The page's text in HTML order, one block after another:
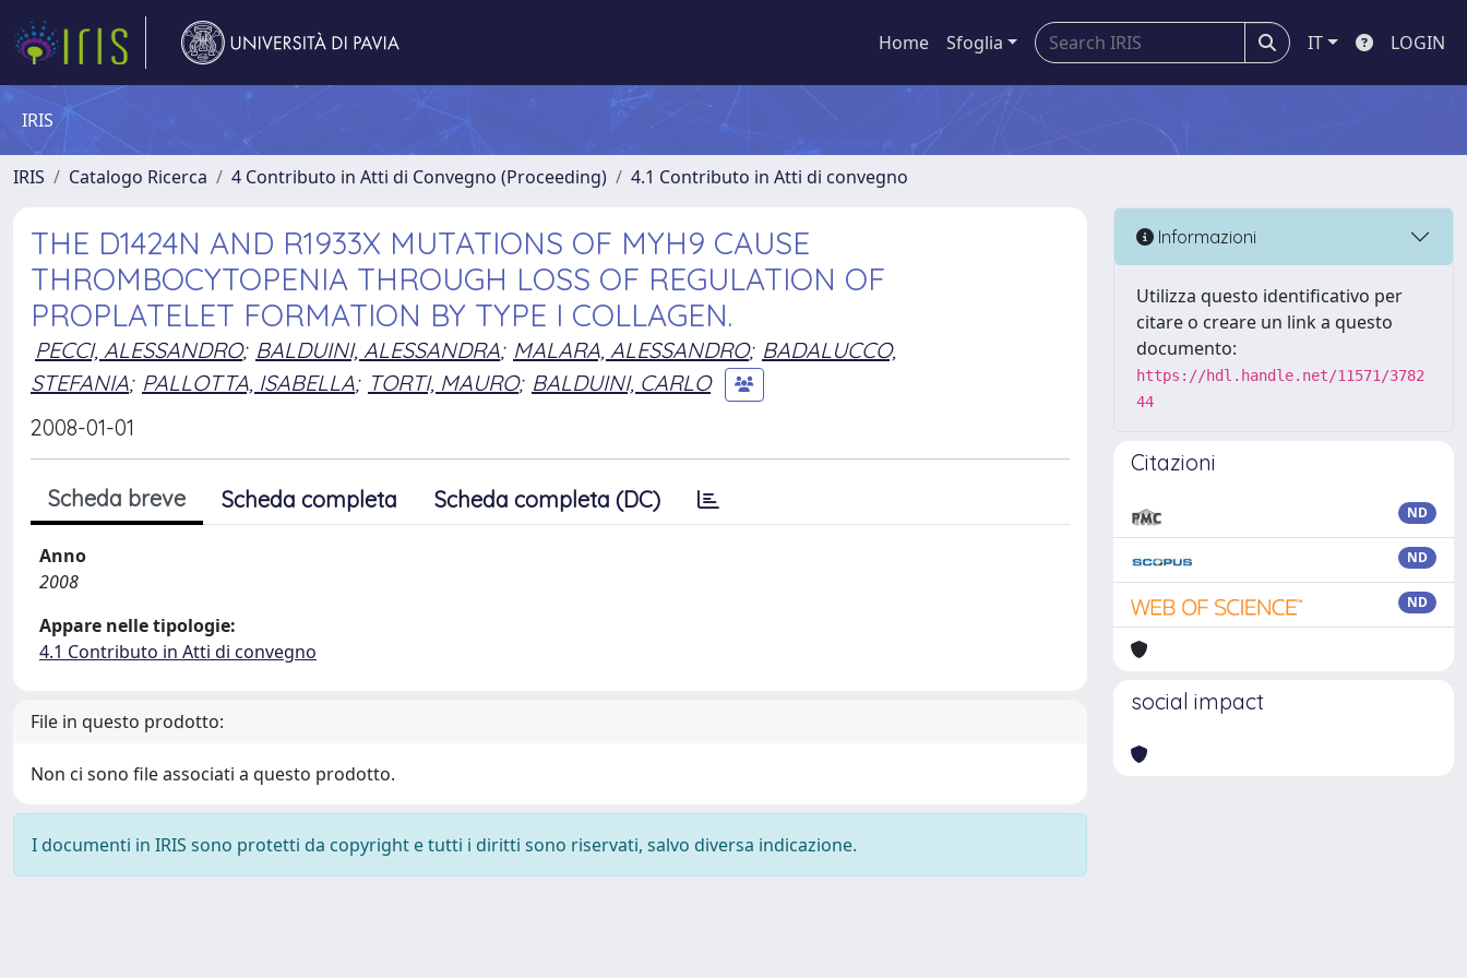
Home Sfoglia IT LOGIN
IRIS
IRIS Catalogo Ricerca 4 Contributo in Atti di Convegno (Proceeding) 4.1 Contributo in Atti di convegno
THE D1424N AND R1933X MUTATIONS OF MYH9 CAUSE
THROMBOCYTOPENIA THROUGH LOSS OF REGULATION OF
PROPLATELET FORMATION BY TYPE I COLLAGEN.
PECCI, ALESSANDRO; BALDUINI, ALESSANDRA; MALARA, ALESSANDRO; BADALUCCO,
STEFANIA; PALLOTTA, ISABELLA; TORTI, MAURO; BALDUINI, CARLO
2008-01-01
Scheda breve Scheda completa Scheda completa (DC)
Anno
2008
Appare nelle tipologie:
4.1 Contributo in Atti di convegno
File in questo prodotto:
Non ci sono file associati a questo prodotto.
I documenti in IRIS sono protetti da copyright e tutti i diritti sono riservati, salvo diversa indicazione.
Informazioni
Utilizza questo identificativo per
citare o creare un link a questo
documento:
https://hdl.handle.net/11571/3782
44
Citazioni
ND
ND
ND
social impact